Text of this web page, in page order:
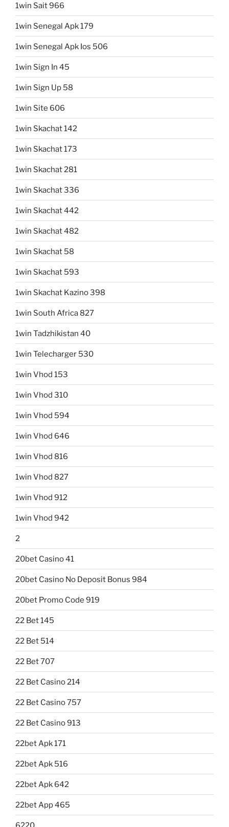
1win Sait 966
1win Senegal Apk 179
1win Senegal Apk Ios 506
1win Sign In 45
1win Sign Up 58
1win Site 606
1win Skachat 142
1win Skachat 173
1win Skachat 281
1win Skachat 336
1win Skachat 442
1win Skachat 482
1win Skachat 58
1win Skachat 593
1win Skachat Kazino 398
1win South Africa 827
1win Tadzhikistan 40
1win Telecharger 530
1win Vhod 153
1win Vhod 310
1win Vhod 594
1win Vhod 646
1win Vhod 816
1win Vhod 827
1win Vhod 912
1win Vhod 942
2
20bet Casino 41
20bet Casino No Deposit Bonus 984
20bet Promo Code 919
22 Bet 145
22 Bet 514
22 Bet 707
22 Bet Casino 214
22 Bet Casino 757
22 Bet Casino 913
22bet Apk 171
22bet Apk 516
22bet Apk 642
22bet App 465